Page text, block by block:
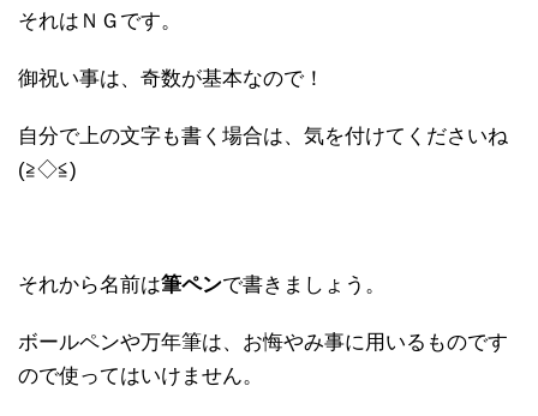
それはＮＧです。
御祝い事は、奇数が基本なので！
自分で上の文字も書く場合は、気を付けてくださいね
(≧◇≦)
それから名前は筆ペンで書きましょう。
ボールペンや万年筆は、お悔やみ事に用いるものです
ので使ってはいけません。